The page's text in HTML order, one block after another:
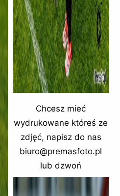
Chcesz mieć
wydrukowane któreś ze
zdjęć, napisz do nas
biuro@premasfoto.pl
lub dzwoń